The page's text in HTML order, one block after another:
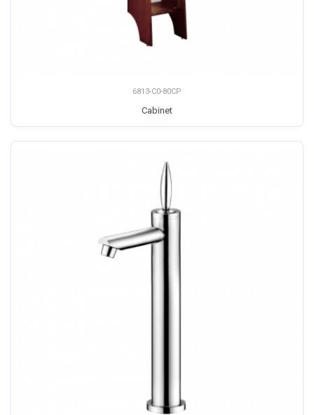
6813-C0-80CP
Cabinet